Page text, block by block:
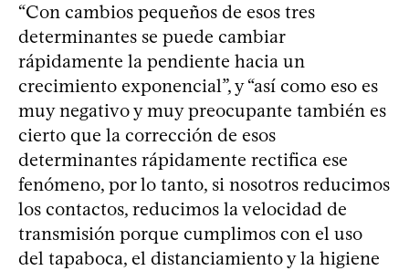
“Con cambios pequeños de esos tres
determinantes se puede cambiar
rápidamente la pendiente hacia un
crecimiento exponencial”, y “así como eso es
muy negativo y muy preocupante también es
cierto que la corrección de esos
determinantes rápidamente rectifica ese
fenómeno, por lo tanto, si nosotros reducimos
los contactos, reducimos la velocidad de
transmisión porque cumplimos con el uso
del tapaboca, el distanciamiento y la higiene